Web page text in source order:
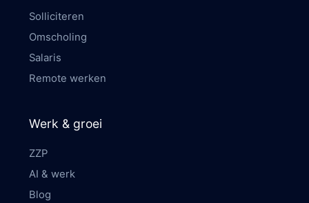
Solliciteren
Omscholing
Salaris
Remote werken
Werk & groei
ZZP
AI & werk
Blog